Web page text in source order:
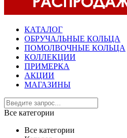
КАТАЛОГ
ОБРУЧАЛЬНЫЕ КОЛЬЦА
ПОМОЛВОЧНЫЕ КОЛЬЦА
КОЛЛЕКЦИИ
ПРИМЕРКА
АКЦИИ
МАГАЗИНЫ
Все категории
Все категории